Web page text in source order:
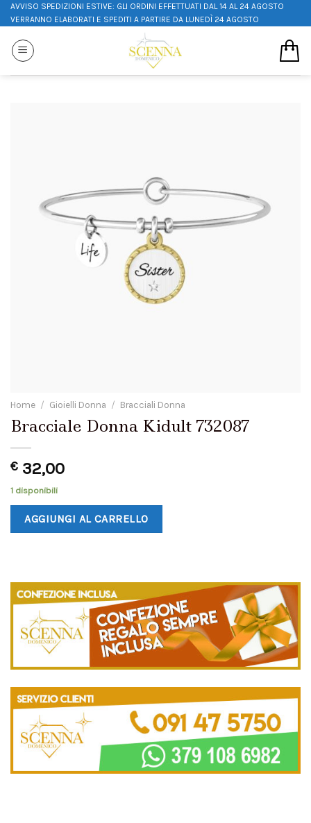
AVVISO SPEDIZIONI ESTIVE: GLI ORDINI EFFETTUATI DAL 14 AL 24 AGOSTO
VERRANNO ELABORATI E SPEDITI A PARTIRE DA LUNEDÌ 24 AGOSTO
Home / Gioielli Donna / Bracciali Donna
Bracciale Donna Kidult 732087
€ 32,00
1 disponibili
AGGIUNGI AL CARRELLO